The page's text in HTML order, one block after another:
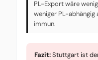
PL-Export wäre
weniger PL-
immun.
Fazit:Stuttgart ist